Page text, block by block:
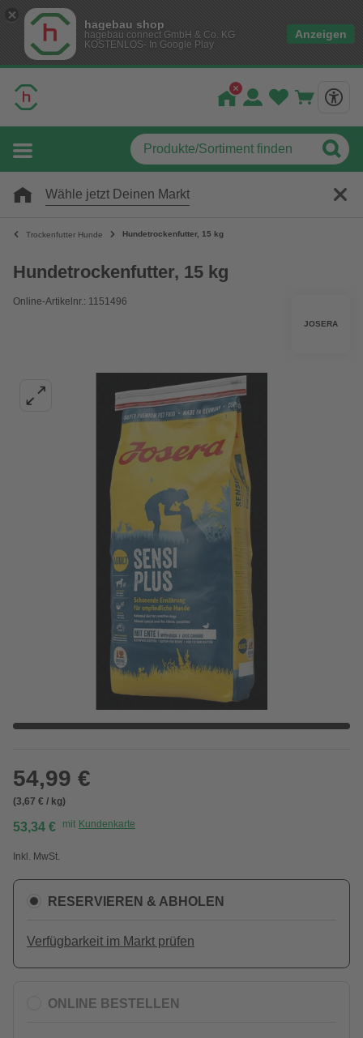
hagebau shop
hagebau connect GmbH & Co. KG
KOSTENLOS- In Google Play
Anzeigen
Wähle jetzt Deinen Markt
Trockenfutter Hunde Hundetrockenfutter, 15 kg
Hundetrockenfutter, 15 kg
Online-Artikelnr.: 1151496
JOSERA
54,99 €
(3,67 € / kg)
53,34 € mit Kundenkarte
Inkl. MwSt.
RESERVIEREN & ABHOLEN
Verfügbarkeit im Markt prüfen
ONLINE BESTELLEN